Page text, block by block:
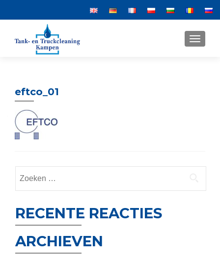
MENU
eftco_01
naar:
RECENTE REACTIES
ARCHIEVEN